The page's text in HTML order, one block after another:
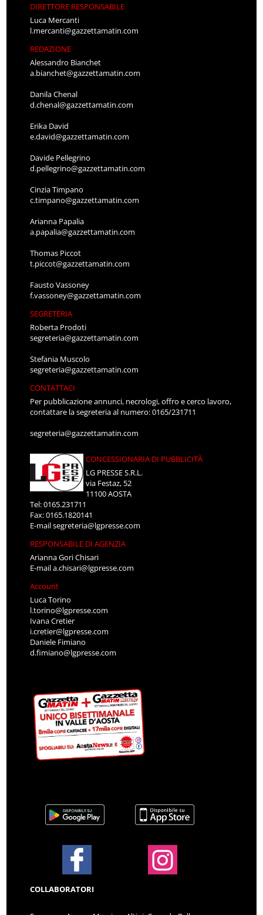
DIRETTORE RESPONSABILE
Luca Mercanti
l.mercanti@gazzettamatin.com
REDAZIONE
Alessandro Bianchet
a.bianchet@gazzettamatin.com
Danila Chenal
d.chenal@gazzettamatin.com
Erika David
e.david@gazzettamatin.com
Davide Pellegrino
d.pellegrino@gazzettamatin.com
Cinzia Timpano
c.timpano@gazzettamatin.com
Arianna Papalia
a.papalia@gazzettamatin.com
Thomas Piccot
t.piccot@gazzettamatin.com
Fausto Vassoney
f.vassoney@gazzettamatin.com
SEGRETERIA
Roberta Prodoti
segreteria@gazzettamatin.com
Stefania Muscolo
segreteria@gazzettamatin.com
CONTATTACI
Per pubblicazione annunci, necrologi, offro e cerco lavoro,
contattare la segreteria al numero: 0165/231711
segreteria@gazzettamatin.com
CONCESSIONARIA DI PUBBLICITÀ
LG PRESSE S.R.L.
via Festaz, 52
11100 AOSTA
Tel: 0165.231711
Fax: 0165.1820141
E-mailsegreteria@lgpresse.com
RESPONSABILE DI AGENZIA
Arianna Gori Chisari
E-maila.chisari@lgpresse.com
Account
Luca Torino
l.torino@lgpresse.com
Ivana Cretier
i.cretier@lgpresse.com
Daniele Fimiano
d.fimiano@lgpresse.com
COLLABORATORI